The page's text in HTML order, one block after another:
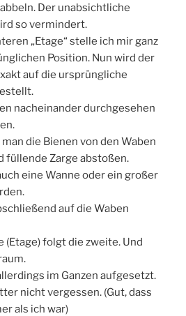
Der unabsichtliche
so vermindert.
„Etage“ stelle ich mir ganz
Position. Nun wird der
auf die ursprüngliche
nacheinander durchgesehen
die Bienen von den Waben
füllende Zarge abstoßen.
eine Wanne oder ein großer
auf die Waben
(Etage) folgt die zweite. Und
im Ganzen aufgesetzt.
nicht vergessen. (Gut, dass
als ich war)